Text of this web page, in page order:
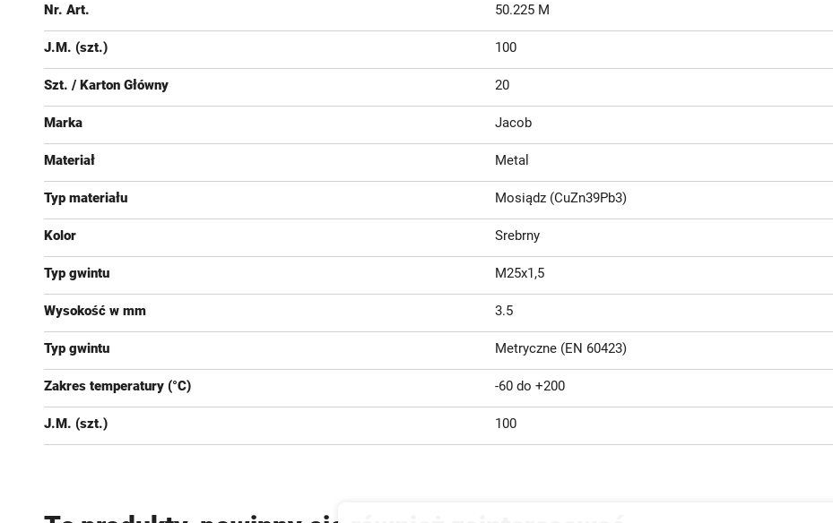
Nr. Art. 50.225 M
J.M. (szt.) 100
Szt. / Karton Główny 20
Marka Jacob
Materiał Metal
Typ materiału Mosiądz (CuZn39Pb3)
Kolor Srebrny
Typ gwintu M25x1,5
Wysokość w mm 3.5
Typ gwintu Metryczne (EN 60423)
Zakres temperatury (°C) -60 do +200
J.M. (szt.) 100